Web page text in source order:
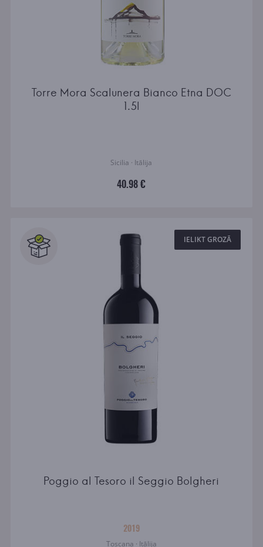
Torre Mora Scalunera Bianco Etna DOC
1.5l
Sicilia · Itālija
40.98 €
IELIKT GROZĀ
Poggio al Tesoro il Seggio Bolgheri
2019
Toscana · Itālija